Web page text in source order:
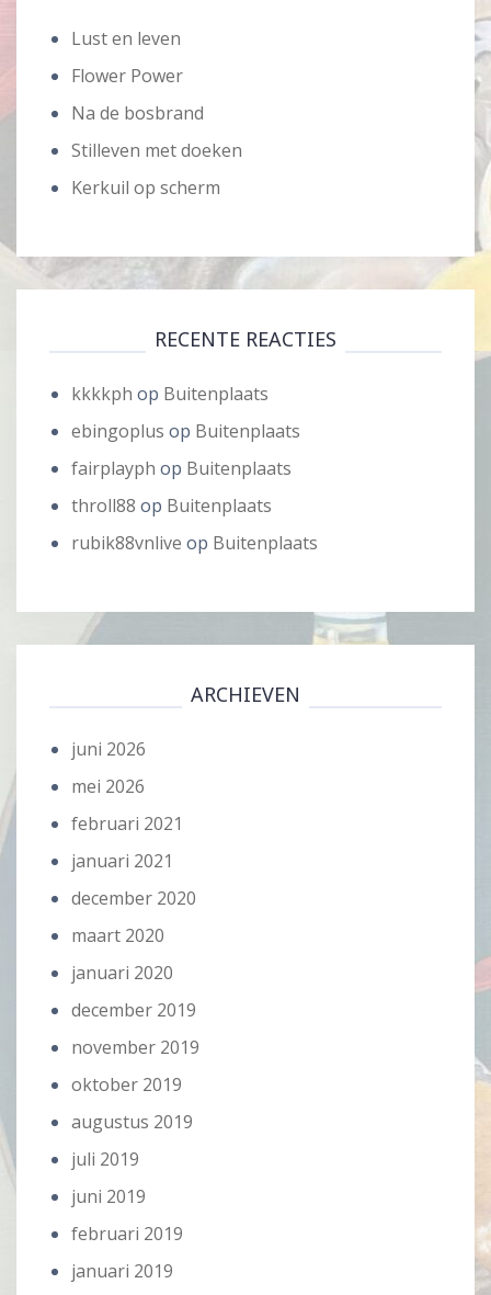
Lust en leven
Flower Power
Na de bosbrand
Stilleven met doeken
Kerkuil op scherm
RECENTE REACTIES
kkkkph op Buitenplaats
ebingoplus op Buitenplaats
fairplayph op Buitenplaats
throll88 op Buitenplaats
rubik88vnlive op Buitenplaats
ARCHIEVEN
juni 2026
mei 2026
februari 2021
januari 2021
december 2020
maart 2020
januari 2020
december 2019
november 2019
oktober 2019
augustus 2019
juli 2019
juni 2019
februari 2019
januari 2019